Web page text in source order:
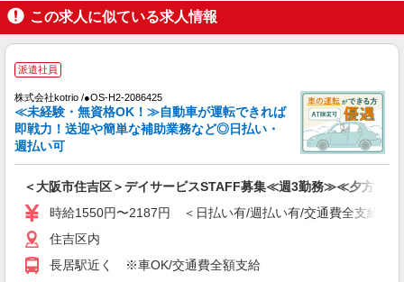
グレースヴィラ住吉／介護／パート
介護職員（パート）
大阪府大阪市住吉区南住吉1-3-10
キープ 詳細を見る
パート
ショートステイ 夜勤専従介護職
善手当：220円/時 夜勤手当:6,000円/回 ※夜勤1回
あたり28,400〜29,520円（処遇改善手当含） ▼下
この求人に似ている求人情報
派遣社員
株式会社kotrio /●OS-H2-2086425
≪未経験・無資格OK！≫自動車が運転できれば
即戦力！送迎や簡単な補助業務など◎日払い・
週払い可
＜大阪市住吉区＞デイサービスSTAFF募集≪週3勤務≫≪夕方退
時給1550円〜2187円 ＜日払い有/週払い有/交通費全支給(ガ
住吉区内
長居駅近く ※車OK/交通費全額支給